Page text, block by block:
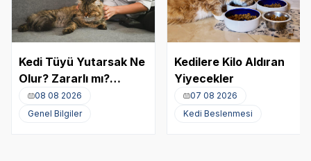
Kedi Tüyü Yutarsak Ne
Olur? Zararlı mı?
Akciğere Kedi Tüyü
Kaçması
08 08 2026
Genel Bilgiler
Kedilere Kilo Aldıran
Yiyecekler
07 08 2026
Kedi Beslenmesi